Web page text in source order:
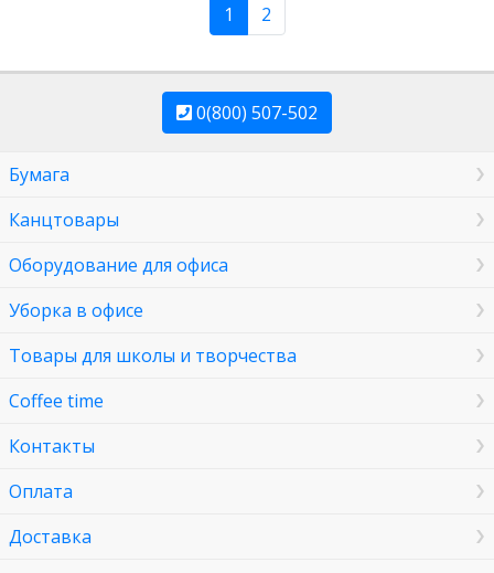
1 2
0(800) 507-502
Бумага
Канцтовары
Оборудование для офиса
Уборка в офисе
Товары для школы и творчества
Coffee time
Контакты
Оплата
Доставка